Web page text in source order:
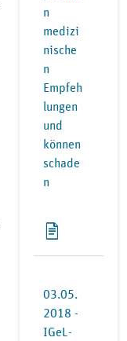
n
medizi
nische
n
Empfeh
lungen
und
können
schade
n
03.05.
2018 -
IGeL-